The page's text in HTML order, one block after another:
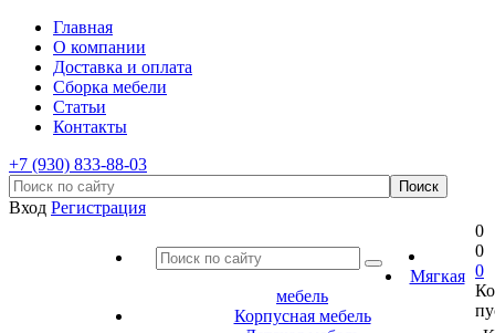
Главная
О компании
Доставка и оплата
Сборка мебели
Статьи
Контакты
+7 (930) 833-88-03
Вход Регистрация
Мягкая
мебель
Корпусная мебель
0
0
0